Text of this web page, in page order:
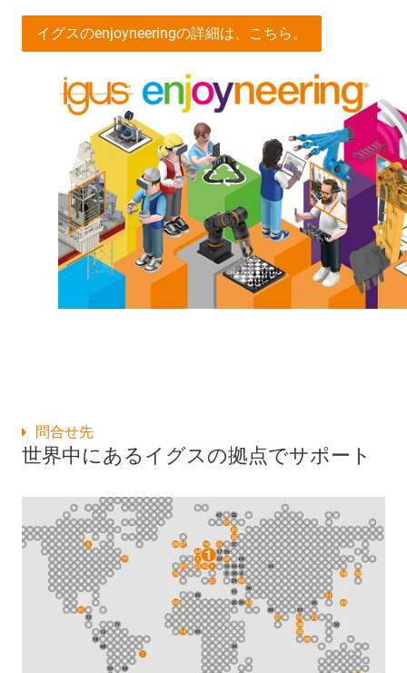
イグスのenjoyneeringの詳細は、こちら。
世界中にあるイグスの拠点でサポート
問合せ先